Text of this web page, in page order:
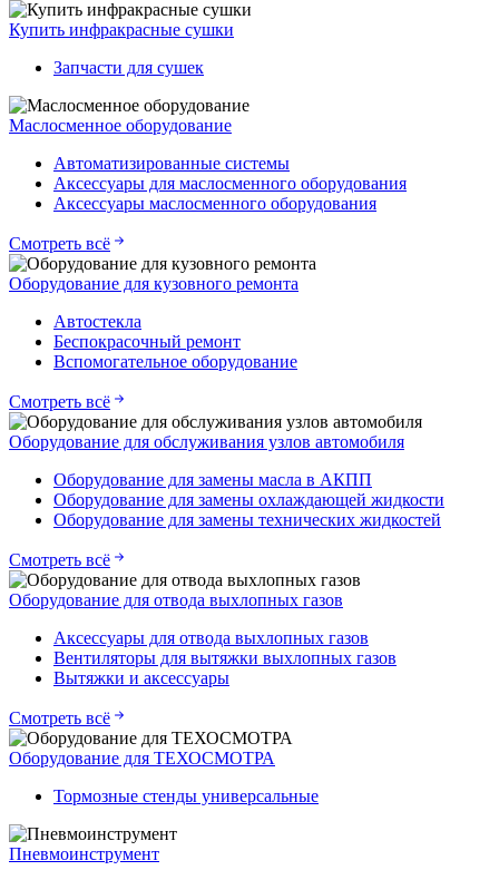
Купить инфракрасные сушки
Запчасти для сушек
Маслосменное оборудование
Автоматизированные системы
Аксессуары для маслосменного оборудования
Аксессуары маслосменного оборудования
Смотреть всё
Оборудование для кузовного ремонта
Автостекла
Беспокрасочный ремонт
Вспомогательное оборудование
Смотреть всё
Оборудование для обслуживания узлов автомобиля
Оборудование для замены масла в АКПП
Оборудование для замены охлаждающей жидкости
Оборудование для замены технических жидкостей
Смотреть всё
Оборудование для отвода выхлопных газов
Аксессуары для отвода выхлопных газов
Вентиляторы для вытяжки выхлопных газов
Вытяжки и аксессуары
Смотреть всё
Оборудование для ТЕХОСМОТРА
Тормозные стенды универсальные
Пневмоинструмент